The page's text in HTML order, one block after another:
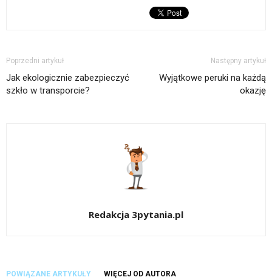
Poprzedni artykuł
Jak ekologicznie zabezpieczyć
szkło w transporcie?
Następny artykuł
Wyjątkowe peruki na każdą
okazję
Redakcja 3pytania.pl
POWIĄZANE ARTYKUŁY WIĘCEJ OD AUTORA